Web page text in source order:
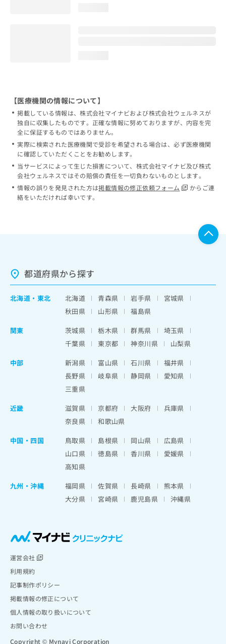
【医療機関の情報について】
掲載している情報は、株式会社マイナビおよび株式会社ウェルネスが
独自に収集したものです。正確な情報に努めておりますが、内容を完
全に保証するものではありません。
実際に検索された医療機関で受診を希望される場合は、必ず医療機関
に確認していただくことをお勧めします。
当サービスによって生じた損害について、株式会社マイナビ及び株式
会社ウェルネスではその賠償の責任を一切負わないものとします。
情報の誤りを発見された方は掲載情報の修正依頼フォーム
からご連
絡をいただければ幸いです。
都道府県から探す
北海道 ・ 東北 北海道 青森県 岩手県
宮城県
秋田県
山形県
福島県
関東
茨城県 栃木県 群馬県
埼玉県
千葉県
東京都 神奈川県
山梨県
中部
新潟県 富山県 石川県
福井県
長野県
岐阜県 静岡県
愛知県
三重県
近畿
滋賀県 京都府 大阪府
兵庫県
奈良県
和歌山県
中国・四国
鳥取県 島根県 岡山県
広島県
山口県
徳島県 香川県
愛媛県
高知県
九州・沖縄
福岡県 佐賀県 長崎県
熊本県
大分県
宮崎県 鹿児島県 沖縄県
運営会社
利用規約
記事制作ポリシー
掲載情報の修正について
個人情報の取り扱いについて
お問い合わせ
Copyright © Mynavi Corporation